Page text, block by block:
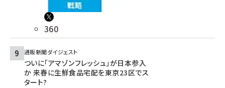
360
通販新聞ダイジェスト
ついに「アマゾンフレッシュ」が日本参入
か 来春に生鮮食品宅配を東京23区でス
タート?